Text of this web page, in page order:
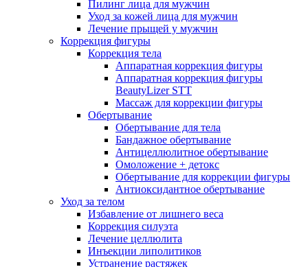
Пилинг лица для мужчин
Уход за кожей лица для мужчин
Лечение прыщей у мужчин
Коррекция фигуры
Коррекция тела
Аппаратная коррекция фигуры
Аппаратная коррекция фигуры
BeautyLizer STT
Массаж для коррекции фигуры
Обертывание
Обертывание для тела
Бандажное обертывание
Антицеллюлитное обертывание
Омоложение + детокс
Обертывание для коррекции фигуры
Антиоксидантное обертывание
Уход за телом
Избавление от лишнего веса
Коррекция силуэта
Лечение целлюлита
Инъекции липолитиков
Устранение растяжек